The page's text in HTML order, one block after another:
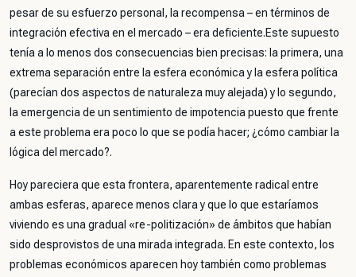
pesar de su esfuerzo personal, la recompensa – en términos de
integración efectiva en el mercado – era deficiente.Este supuesto
tenía a lo menos dos consecuencias bien precisas: la primera, una
extrema separación entre la esfera económica y la esfera política
(parecían dos aspectos de naturaleza muy alejada) y lo segundo,
la emergencia de un sentimiento de impotencia puesto que frente
a este problema era poco lo que se podía hacer; ¿cómo cambiar la
lógica del mercado?.
Hoy pareciera que esta frontera, aparentemente radical entre
ambas esferas, aparece menos clara y que lo que estaríamos
viviendo es una gradual «re-politización» de ámbitos que habían
sido desprovistos de una mirada integrada. En este contexto, los
problemas económicos aparecen hoy también como problemas